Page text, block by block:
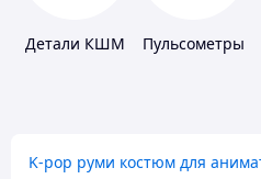
Детали КШМ Пульсометры
K-pop руми костюм для